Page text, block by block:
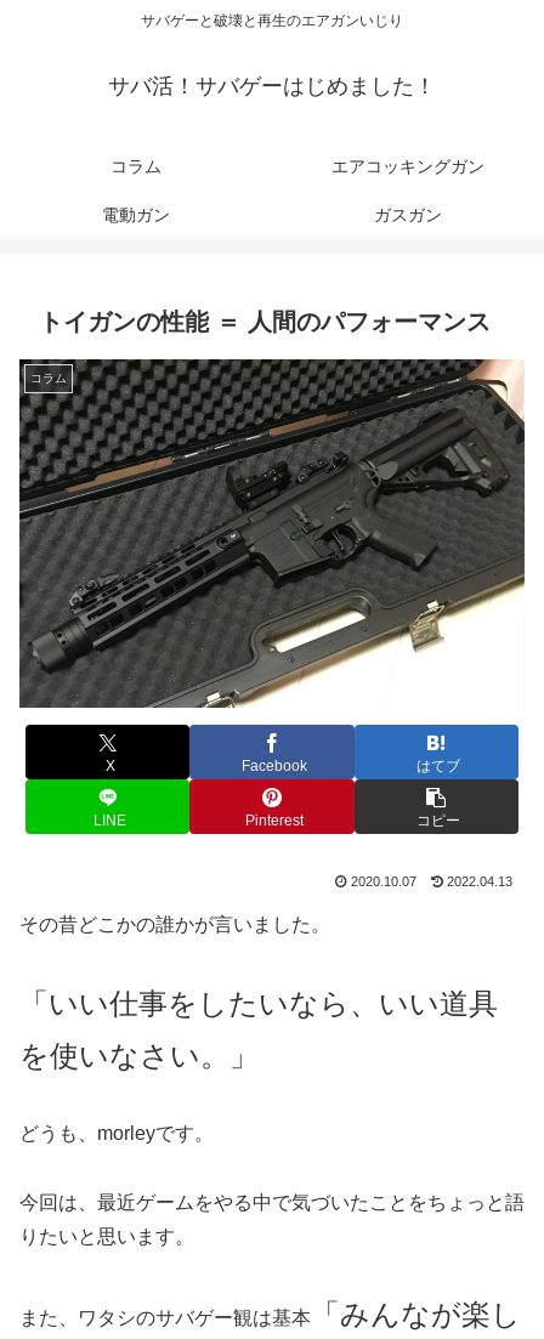
サバゲーと破壊と再生のエアガンいじり
サバ活！サバゲーはじめました！
コラム エアコッキングガン
電動ガン ガスガン
トイガンの性能 ＝ 人間のパフォーマンス
コラム
X Facebook はてブ
LINE Pinterest コピー
2020.10.07 2022.04.13
その昔どこかの誰かが言いました。
「いい仕事をしたいなら、いい道具
を使いなさい。」
どうも、morleyです。
今回は、最近ゲームをやる中で気づいたことをちょっと語
りたいと思います。
また、ワタシのサバゲー観は基本
「みんなが楽し